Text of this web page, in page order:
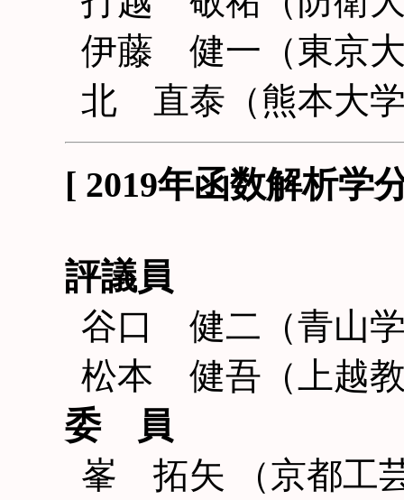
伊藤 健一（東京
北 直泰（熊本大
[ 2019年函数解析
評議員
谷口 健二（青山
松本 健吾（上越
委 員
峯 拓矢 （京都工